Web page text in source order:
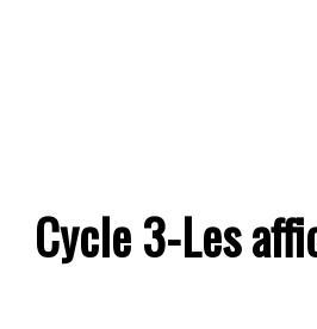
Cycle 3-Les